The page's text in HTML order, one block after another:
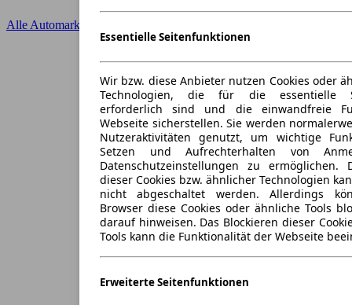
Essentielle Seitenfunktionen
Wir bzw. diese Anbieter nutzen Cookies oder
Technologien, die für die essentielle
erforderlich sind und die einwandfreie
Webseite sicherstellen. Sie werden
Nutzeraktivitäten genutzt, um wichtige
Setzen und Aufrechterhalten von
Datenschutzeinstellungen zu ermöglichen.
dieser Cookies bzw. ähnlicher Technologien
nicht abgeschaltet werden. Allerdings
Browser diese Cookies oder ähnliche Tools
darauf hinweisen. Das Blockieren dieser
Tools kann die Funktionalität der Webseite
Erweiterte Seitenfunktionen
Alle Automarken